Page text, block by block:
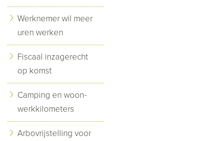
Werknemer wil meer
uren werken
Fiscaal inzagerecht
op komst
Camping en woon-
werkkilometers
Arbovrijstelling voor